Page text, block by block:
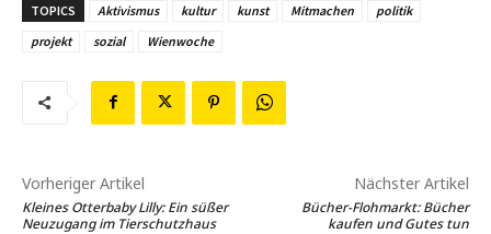
TOPICS Aktivismus kultur kunst Mitmachen
politik
projekt
sozial Wienwoche
Vorheriger Artikel
Kleines Otterbaby Lilly: Ein süßer
Neuzugang im Tierschutzhaus
Nächster Artikel
Bücher-Flohmarkt: Bücher
kaufen und Gutes tun